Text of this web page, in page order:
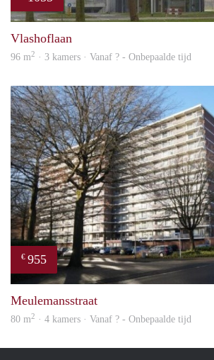
Vlashoflaan
96 m2 · 3 kamers · Vanaf ? - Onbepaalde tijd
€ 955
Meulemansstraat
80 m2 · 4 kamers · Vanaf ? - Onbepaalde tijd